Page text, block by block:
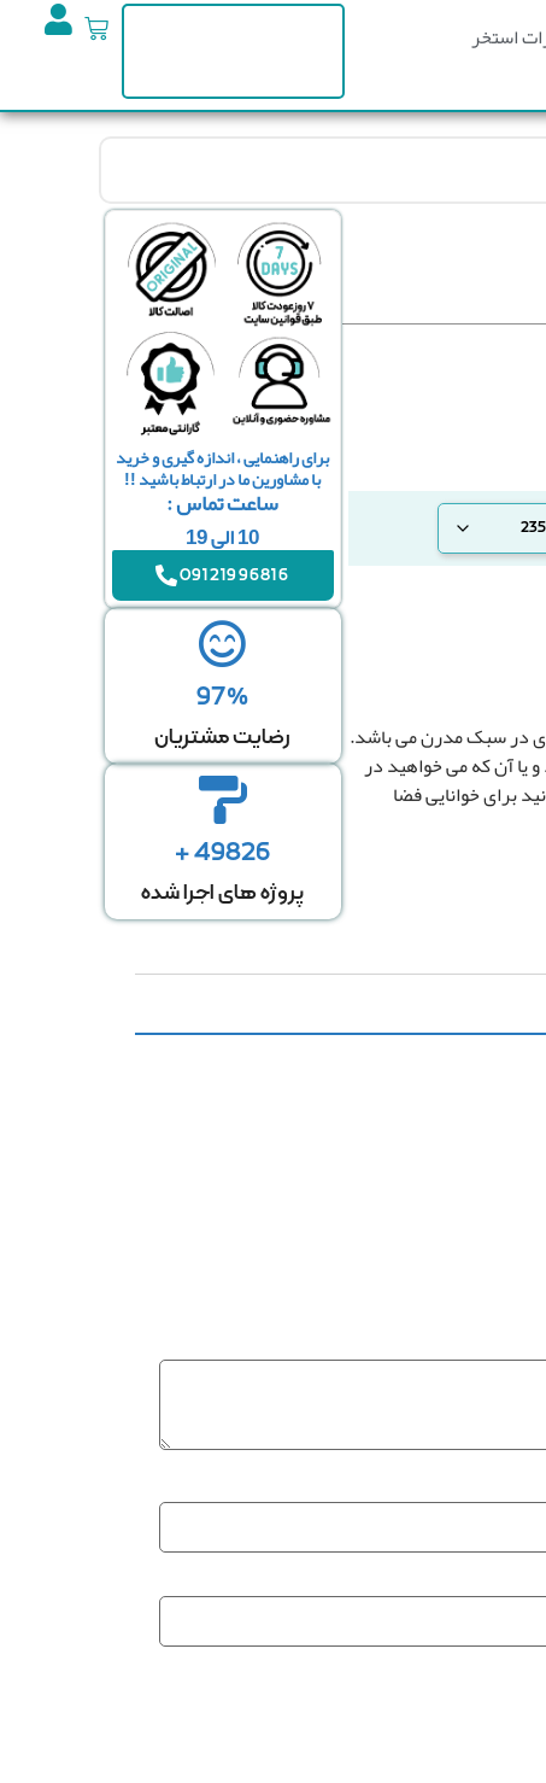
استخر
در سبک مدرن می باشد.
یا آن که می خواهید در
برای خوانایی فضا
برای راهنمایی ، اندازه گیری و خرید
با مشاورین ما در ارتباط باشید !!
ساعت تماس :
10 الی 19
09121996816
97%
رضایت مشتریان
49826 +
پروژه های اجرا شده